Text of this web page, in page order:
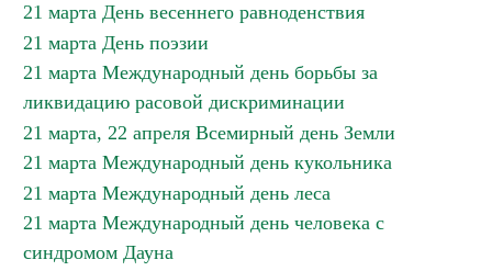
21 марта День весеннего равноденствия
21 марта День поэзии
21 марта Международный день борьбы за
ликвидацию расовой дискриминации
21 марта, 22 апреля Всемирный день Земли
21 марта Международный день кукольника
21 марта Международный день леса
21 марта Международный день человека с
синдромом Дауна